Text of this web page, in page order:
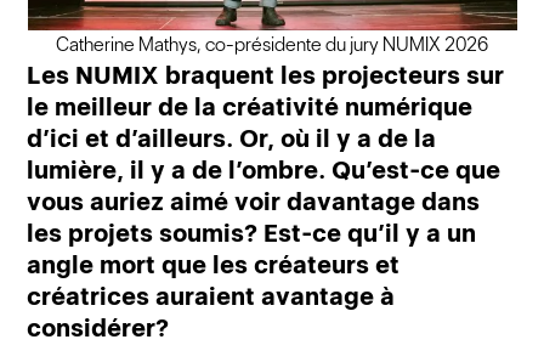
Catherine Mathys, co-présidente du jury NUMIX 2026
Les NUMIX braquent les projecteurs sur
le meilleur de la créativité numérique
d’ici et d’ailleurs. Or, où il y a de la
lumière, il y a de l’ombre. Qu’est-ce que
vous auriez aimé voir davantage dans
les projets soumis? Est-ce qu’il y a un
angle mort que les créateurs et
créatrices auraient avantage à
considérer?